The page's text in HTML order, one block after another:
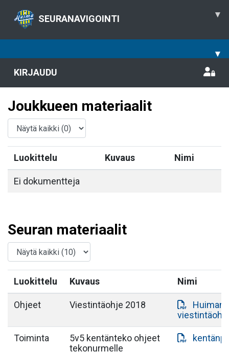
SEURANAVIGOINTI ▾
▾
KIRJAUDU
Joukkueen materiaalit
Luokittelu Kuvaus Nimi
Ei dokumentteja
Seuran materiaalit
Luokittelu Kuvaus Nimi
Ohjeet Viestintäohje 2018
Huiman
Toiminta
5v5 kentänteko ohjeet
tekonurmelle